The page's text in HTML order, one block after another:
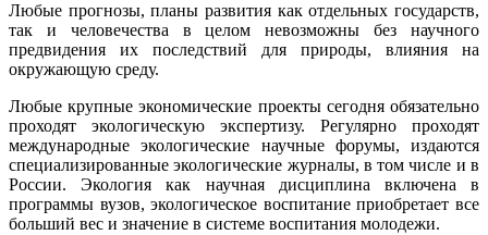
Любые прогнозы, планы развития как отдельных государств,
так и человечества в целом невозможны без научного
предвидения их последствий для природы, влияния на
окружающую среду.
Любые крупные экономические проекты сегодня обязательно
проходят экологическую экспертизу. Регулярно проходят
международные экологические научные форумы, издаются
специализированные экологические журналы, в том числе и в
России. Экология как научная дисциплина включена в
программы вузов, экологическое воспитание приобретает все
больший вес и значение в системе воспитания молодежи.